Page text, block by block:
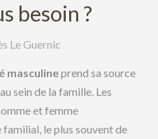
besoin ?
Le Guernic
masculineprend sa source
sein de la famille. Les
et femme
le plus souvent de